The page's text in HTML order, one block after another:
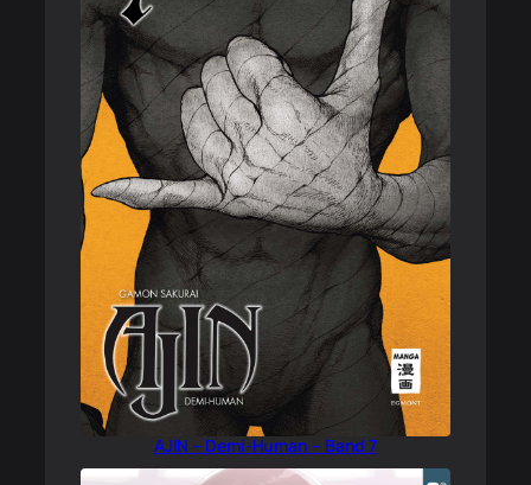
AJIN – Demi-Human – Band 7